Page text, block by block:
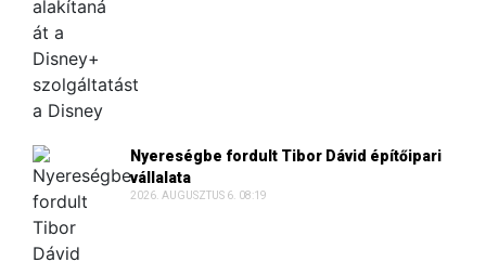
Nyereségbe fordult Tibor Dávid építőipari
vállalata
2026. AUGUSZTUS 6. 08:19